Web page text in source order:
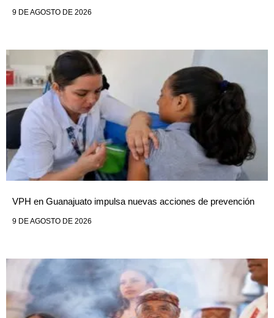
9 DE AGOSTO DE 2026
VPH en Guanajuato impulsa nuevas acciones de prevención
9 DE AGOSTO DE 2026